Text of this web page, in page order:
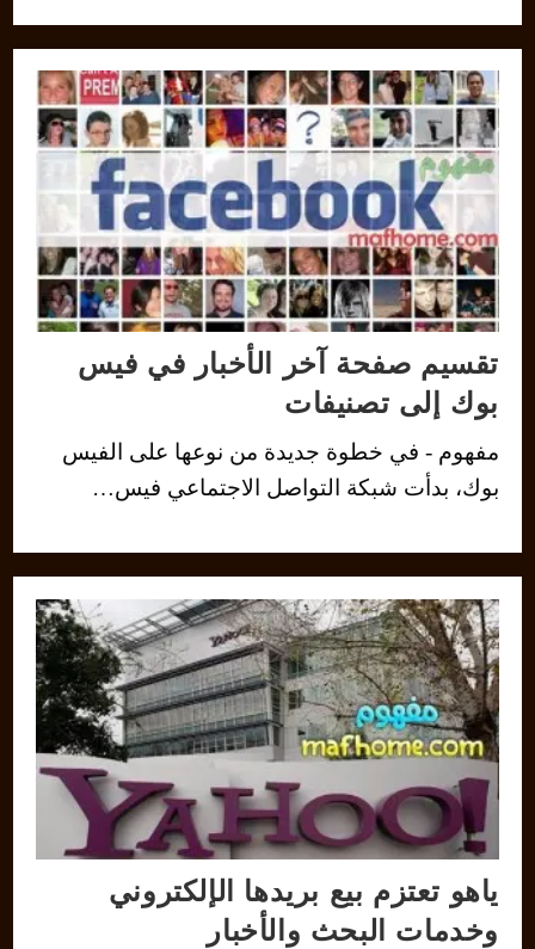
تقسيم صفحة آخر الأخبار في فيس
بوك إلى تصنيفات
مفهوم - في خطوة جديدة من نوعها على الفيس
بوك، بدأت شبكة التواصل الاجتماعي فيس…
ياهو تعتزم بيع بريدها الإلكتروني
وخدمات البحث والأخبار